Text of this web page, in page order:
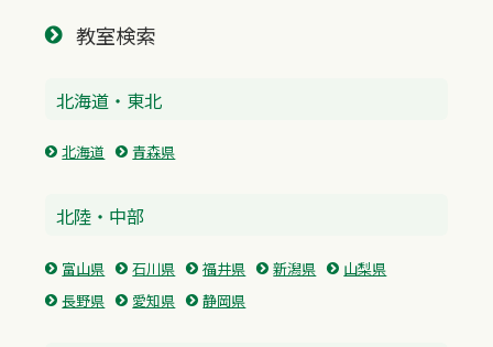
教室検索
北海道・東北
北海道 青森県
北陸・中部
富山県 石川県 福井県 新潟県
山梨県
長野県
愛知県 静岡県